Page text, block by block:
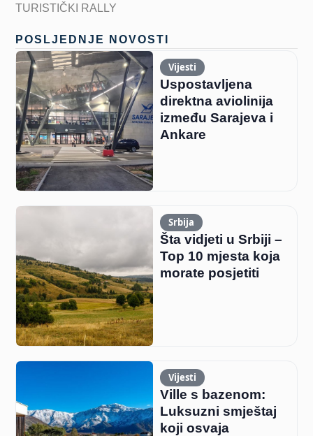
TURISTIČKI RALLY
POSLJEDNJE NOVOSTI
Vijesti
Uspostavljena
direktna aviolinija
između Sarajeva i
Ankare
Srbija
Šta vidjeti u Srbiji –
Top 10 mjesta koja
morate posjetiti
Vijesti
Ville s bazenom:
Luksuzni smještaj
koji osvaja